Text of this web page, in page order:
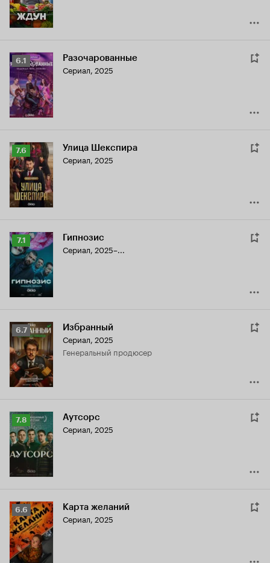
Рейтинг
Кинопоиска
6.1
6.1 Разочарованные
Сериал, 2025
Рейтинг
Кинопоиска
7.6
7.6 Улица Шекспира
Сериал, 2025
Рейтинг
Кинопоиска
7.1
7.1 Гипнозис
Сериал, 2025–...
Рейтинг
Кинопоиска
6.7
6.7 Избранный
Сериал, 2025
генеральный продюсер
Рейтинг
Кинопоиска
7.8
7.8 Аутсорс
Сериал, 2025
Рейтинг
Кинопоиска
6.6
6.6 Карта желаний
Сериал, 2025